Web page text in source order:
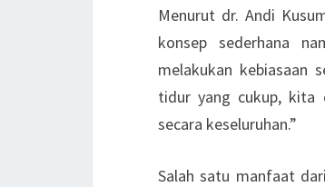
Menurut dr. Andi
konsep sederhana
melakukan kebiasaan
tidur yang cukup, kita
secara keseluruhan.”
Salah satu manfaat